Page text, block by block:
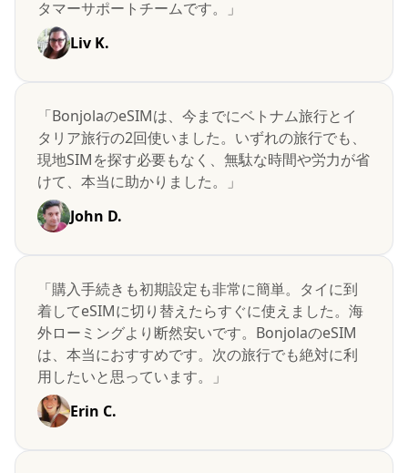
タマーサポートチームです。」
Liv K.
「BonjolaのeSIMは、今までにベトナム旅行とイ
タリア旅行の2回使いました。いずれの旅行でも、
現地SIMを探す必要もなく、無駄な時間や労力が省
けて、本当に助かりました。」
John D.
「購入手続きも初期設定も非常に簡単。タイに到
着してeSIMに切り替えたらすぐに使えました。海
外ローミングより断然安いです。BonjolaのeSIM
は、本当におすすめです。次の旅行でも絶対に利
用したいと思っています。」
Erin C.